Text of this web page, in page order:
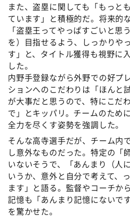
また、盗塁に関しても「もっと
ています」と積極的だ。将来的
「盗塁王ってやっぱすごいと思
を）目指せるよう、しっかりや
す」と、タイトル獲得も視野に
した。
内野手登録ながら外野での好プ
ションへのこだわりは「ほんと
が大事だと思うので、特にこだ
で」とキッパリ。チームのため
全力を尽くす姿勢を強調した。
そんな高寺選手だが、チーム内
し意外なものだった。特定の「
いないそうで、「あんまり（人
いうか、意外と自分で考えて、
ます」と語る。監督やコーチか
記憶も「あんまり記憶にないで
を驚かせた。